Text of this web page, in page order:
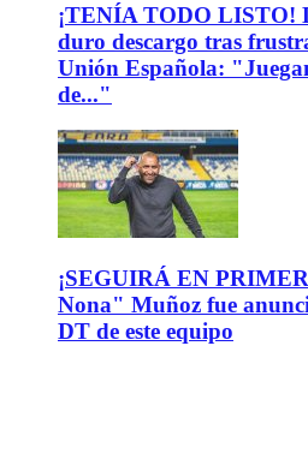
¡TENÍA TODO LISTO!
duro descargo tras
Unión Española:
de..."
¡SEGUIRÁ EN
Nona" Muñoz fue
DT de este equipo